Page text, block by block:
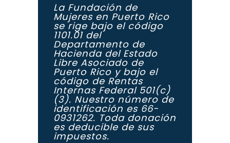
La Fundación de
Mujeres en Puerto Rico
se rige bajo el código
1101.01 del
Departamento de
Hacienda del Estado
Libre Asociado de
Puerto Rico y bajo el
código de Rentas
Internas Federal 501(c)
(3). Nuestro número de
identificación es 66-
0931262. Toda donación
es deducible de sus
impuestos.